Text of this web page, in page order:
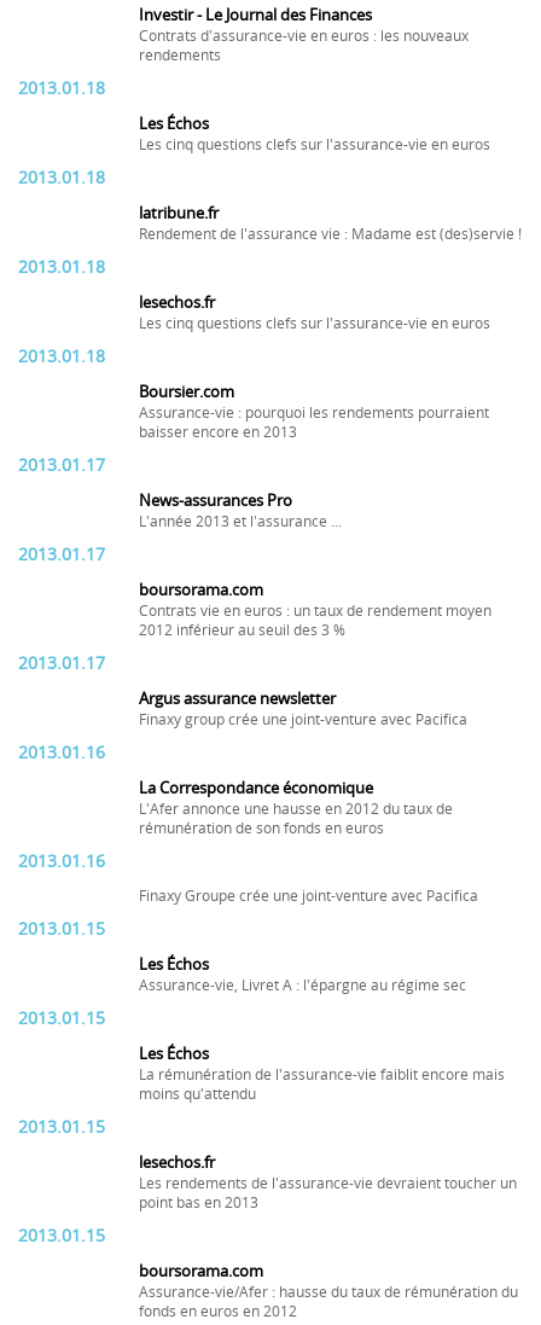
Investir - Le Journal des Finances
Contrats d'assurance-vie en euros : les nouveaux
rendements
2013.01.18
Les Échos
Les cinq questions clefs sur l'assurance-vie en euros
2013.01.18
latribune.fr
Rendement de l'assurance vie : Madame est (des)servie !
2013.01.18
lesechos.fr
Les cinq questions clefs sur l'assurance-vie en euros
2013.01.18
Boursier.com
Assurance-vie : pourquoi les rendements pourraient
baisser encore en 2013
2013.01.17
News-assurances Pro
L'année 2013 et l'assurance ...
2013.01.17
boursorama.com
Contrats vie en euros : un taux de rendement moyen
2012 inférieur au seuil des 3 %
2013.01.17
Argus assurance newsletter
Finaxy group crée une joint-venture avec Pacifica
2013.01.16
La Correspondance économique
L'Afer annonce une hausse en 2012 du taux de
rémunération de son fonds en euros
2013.01.16
Finaxy Groupe crée une joint-venture avec Pacifica
2013.01.15
Les Échos
Assurance-vie, Livret A : l'épargne au régime sec
2013.01.15
Les Échos
La rémunération de l'assurance-vie faiblit encore mais
moins qu'attendu
2013.01.15
lesechos.fr
Les rendements de l'assurance-vie devraient toucher un
point bas en 2013
2013.01.15
boursorama.com
Assurance-vie/Afer : hausse du taux de rémunération du
fonds en euros en 2012